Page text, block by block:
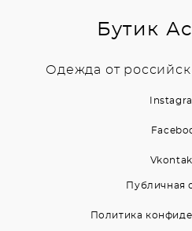
Бутик
Одежда от
Публичная
Политика